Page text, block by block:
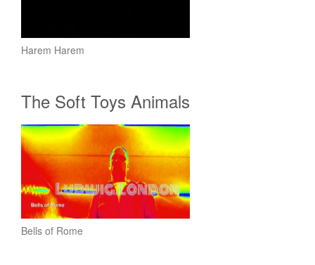
Harem Harem
The Soft Toys Animals
Bells of Rome